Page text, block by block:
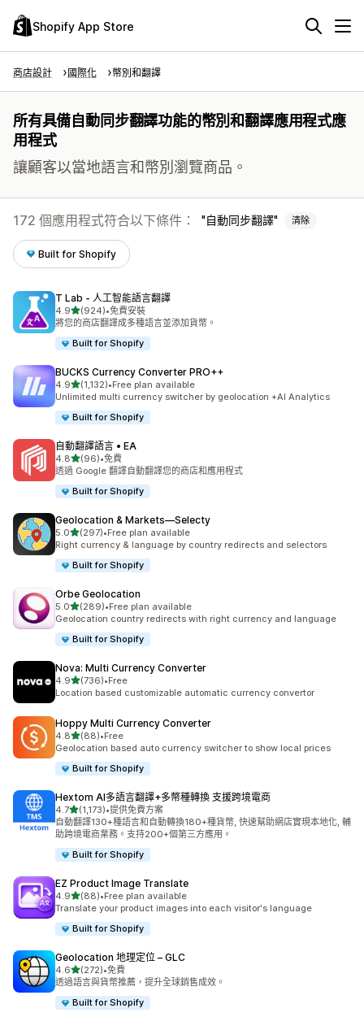
Shopify App Store
商店設計 國際化 幣別和翻譯
所有具備自動同步翻譯功能的幣別和翻譯應用程式應
用程式
讓顧客以當地語言和幣別瀏覽商品。
172 個應用程式符合以下條件： 自動同步翻譯 清除
Built for Shopify
T Lab ‑ 人工智能語言翻譯
4.9滿分 5 顆星
(924)
共有 924 則評價
•免費安裝
將您的商店翻譯成多種語言並添加貨幣。
Built for Shopify
BUCKS Currency Converter PRO++
4.9滿分 5 顆星
(1,132)
共有 1132 則評價
•Free plan available
Unlimited multi currency switcher by geolocation +AI Analytics
Built for Shopify
自動翻譯語言 • EA
4.8滿分 5 顆星
(96)
共有 96 則評價
•免費
透過 Google 翻譯自動翻譯您的商店和應用程式
Built for Shopify
Geolocation & Markets—Selecty
5.0滿分 5 顆星
(297)
共有 297 則評價
•Free plan available
Right currency & language by country redirects and selectors
Built for Shopify
Orbe Geolocation
5.0滿分 5 顆星
(289)
共有 289 則評價
•Free plan available
Geolocation country redirects with right currency and language
Built for Shopify
Nova: Multi Currency Converter
4.9滿分 5 顆星
(736)
共有 736 則評價
•Free
Location based customizable automatic currency convertor
Hoppy Multi Currency Converter
4.8滿分 5 顆星
(88)
共有 88 則評價
•Free
Geolocation based auto currency switcher to show local prices
Built for Shopify
Hextom AI多語言翻譯+多幣種轉換 支援跨境電商
4.7滿分 5 顆星
(1,173)
共有 1173 則評價
•提供免費方案
自動翻譯130+種語言和自動轉換180+種貨幣, 快速幫助網店實現本地化, 輔
助跨境電商業務。支持200+個第三方應用。
Built for Shopify
EZ Product Image Translate
4.9滿分 5 顆星
(88)
共有 88 則評價
•Free plan available
Translate your product images into each visitor's language
Built for Shopify
Geolocation 地理定位 – GLC
4.6滿分 5 顆星
(272)
共有 272 則評價
•免費
透過語言與貨幣推薦，提升全球銷售成效。
Built for Shopify